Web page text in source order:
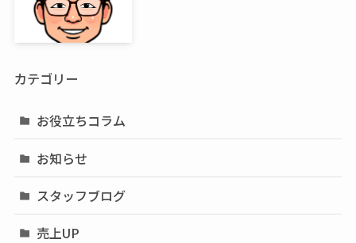
カテゴリー
お役立ちコラム
お知らせ
スタッフブログ
売上UP